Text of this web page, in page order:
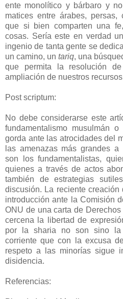
ente monolítico y bárbaro y
matices entre árabes, persas,
que si bien comparten una
cosas. Sería este en verdad
ingenio de tanta gente se
un camino, un tariq, una
que permita la resolución
ampliación de nuestros
Post scriptum:
No debe considerarse este
fundamentalismo musulmán
gorda ante las atrocidades del
las amenazas más grandes a
son los fundamentalistas,
quienes a través de actos
también de estrategias
discusión. La reciente
introducción ante la Comisión
ONU de una carta de
cercena la libertad de
por la sharia no son sino la
corriente que con la excusa
respeto a las minorías sigue
disidencia.
Referencias: